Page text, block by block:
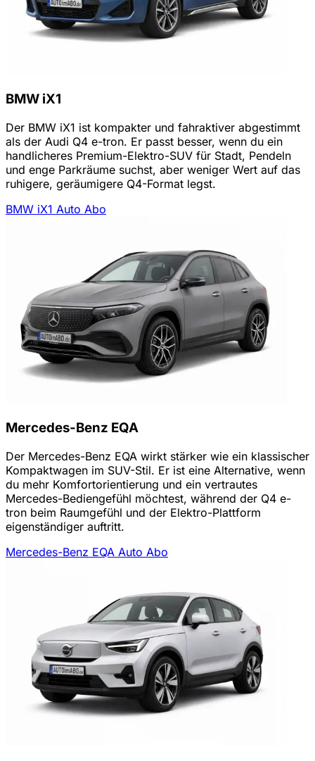
BMW iX1
Der BMW iX1 ist kompakter und fahraktiver abgestimmt
als der Audi Q4 e-tron. Er passt besser, wenn du ein
handlicheres Premium-Elektro-SUV für Stadt, Pendeln
und enge Parkräume suchst, aber weniger Wert auf das
ruhigere, geräumigere Q4-Format legst.
BMW iX1 Auto Abo
Mercedes-Benz EQA
Der Mercedes-Benz EQA wirkt stärker wie ein klassischer
Kompaktwagen im SUV-Stil. Er ist eine Alternative, wenn
du mehr Komfortorientierung und ein vertrautes
Mercedes-Bediengefühl möchtest, während der Q4 e-
tron beim Raumgefühl und der Elektro-Plattform
eigenständiger auftritt.
Mercedes-Benz EQA Auto Abo